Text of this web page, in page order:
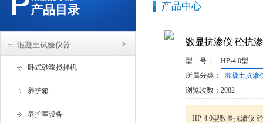
产品目录
混凝土试验仪器
卧式砂浆搅拌机
养护箱
养护室设备
产品中心
数显抗渗仪 砼抗
型 号：
HP-4.0型
所属分类：
混凝土抗渗
浏览次数： 2082
HP-4.0型数显抗渗仪